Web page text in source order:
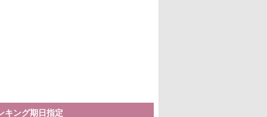
キング期日指定